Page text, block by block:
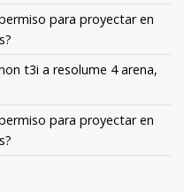
para proyectar en
t3i a resolume 4 arena,
para proyectar en